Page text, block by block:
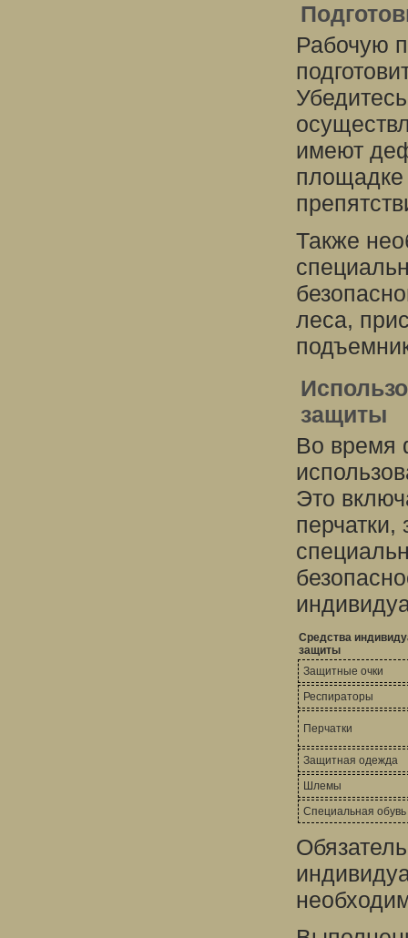
Рабочую
имеют
площадке
Также
леса,
защиты
Во время
Это
Средства
защиты
Защитные очки
Респираторы
Перчатки
Защитная одежда
Шлемы
Специальная обувь